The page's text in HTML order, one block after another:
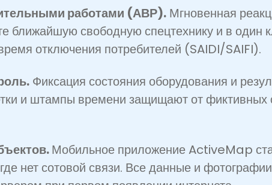
работами (АВР). Мгновенная
ближайшую свободную спецтехнику и в один
отключения потребителей (SAIDI/SAIFI).
Фиксация состояния оборудования и
и штампы времени защищают от фиктивных
Мобильное приложение ActiveMap
нет сотовой связи. Все данные и